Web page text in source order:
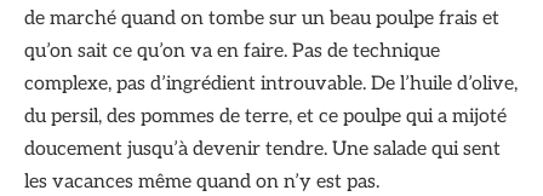
de marché quand on tombe sur un beau poulpe frais et
qu’on sait ce qu’on va en faire. Pas de technique
complexe, pas d’ingrédient introuvable. De l’huile d’olive,
du persil, des pommes de terre, et ce poulpe qui a mijoté
doucement jusqu’à devenir tendre. Une salade qui sent
les vacances même quand on n’y est pas.